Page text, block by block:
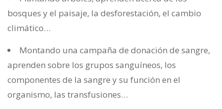
bosques y el paisaje, la desforestación, el cambio
climático…
Montando una campaña de donación de sangre,
aprenden sobre los grupos sanguíneos, los
componentes de la sangre y su función en el
organismo, las transfusiones…